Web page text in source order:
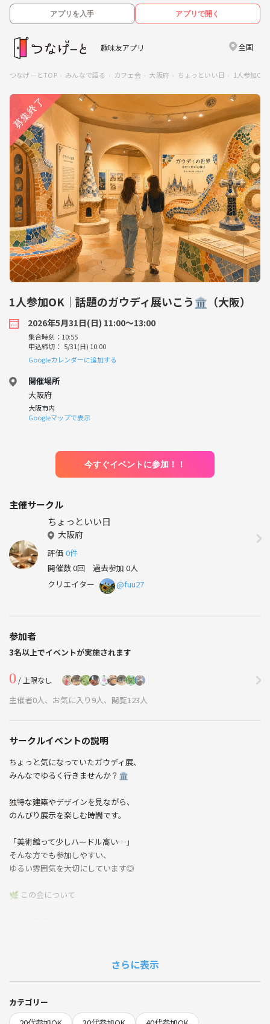
アプリを入手 アプリで開く
趣味友アプリ 全国
つなげーとTOP みんなで語る カフェ会 大阪府 ちょっといい日 1人参加
1人参加OK｜話題のガウディ展いこう🏛️（大阪）
2026年5月31日(日) 11:00〜13:00
集合時刻：10:55
申込締切： 5/31(日) 10:00
Googleカレンダーに追加する
開催場所
大阪府
大阪市内
Googleマップで表示
今すぐイベントに参加！！
主催サークル
ちょっといい日
大阪府
評価 0件
開催数 0回 過去参加 0人
クリエイター
@fuu27
参加者
3名以上でイベントが実施されます
0 / 上限なし
主催者0人、お気に入り9人、閲覧123人
サークルイベントの説明
ちょっと気になっていたガウディ展、
みんなでゆるく行きませんか？🏛️
独特な建築やデザインを見ながら、
のんびり展示を楽しむ時間です。
「美術館って少しハードル高い…」
そんな方でも参加しやすい、
ゆるい雰囲気を大切にしています◎
🌿 この会について
・静かめに楽しみたい方も歓迎
展示を見ながら、
自然に過ごせたらと思っています✨
さらに表示
カテゴリー